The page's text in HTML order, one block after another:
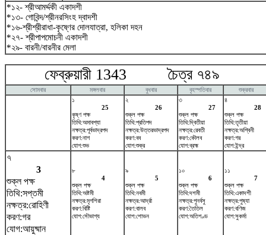
*১২- শ্রীআমর্দ্দকী একাদশী
*১৩- গোবিন্দ/শ্রীনরসিংহ দ্বাদশী
*১৬-শ্রীশ্রীরাধা-কৃষ্ণের দোলযাত্রা, হলিকা দহন
*২৭- শ্রীপাপমোচনী একাদশী
*২৯- বারনী/বারনীর মেলা
ফেব্রুয়ারী 1343 চৈত্র ৭৪৯
সোমবার মঙ্গলবার বুধবার বৃহস্পতিবার
শুক্রবার
১
25
কৃষ্ণ পক্ষ
তিথি:অমাবশ্যা
নক্ষত্র:পূর্বভাদ্রপদ
করণ:নাগ
যোগ:শুভ
২
26
শুক্ল পক্ষ
তিথি:প্রতিপদ
নক্ষত্র:উত্তরভাদ্রপদ
করণ:বব
যোগ:শুক্র
৩
27
শুক্ল পক্ষ
তিথি:দ্বিতীয়া
নক্ষত্র:রেবতী
করণ:কৌলব
যোগ:ব্রহ্ম
৪
28
শুক্ল পক্ষ
তিথি:তৃতীয়া
নক্ষত্র:অশ্বিনী
করণ:গর
যোগ:ইন্দ্র
৭
3
শুক্ল পক্ষ
তিথি:সপ্তমী
নক্ষত্র:রোহিণী
করণ:গর
যোগ:আয়ুষ্মান
৮
4
শুক্ল পক্ষ
তিথি:অষ্টমী
নক্ষত্র:মৃগশিরা
করণ:বিষ্টি
যোগ:সৌভাগ্য
৯
5
শুক্ল পক্ষ
তিথি:নবমী
নক্ষত্র:আর্দ্রা
করণ:বালব
যোগ:শোভন
১০
6
শুক্ল পক্ষ
তিথি:দশমী
নক্ষত্র:পুনর্বসু
করণ:তৈতিল
যোগ:অতিগণ্ড
১১
7
শুক্ল পক্ষ
তিথি:একাদশী
নক্ষত্র:পুষ্যা
করণ:বণিজ
যোগ:সুকর্মা